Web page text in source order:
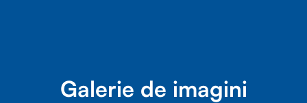
Galerie de imagini